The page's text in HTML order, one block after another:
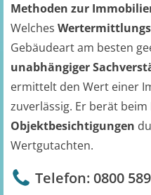
Methoden zur
Welches
Gebäudeart am besten
unabhängiger
ermittelt den Wert einer
zuverlässig. Er berät
Objektbesichtigungen
Wertgutachten.
Telefon: 0800